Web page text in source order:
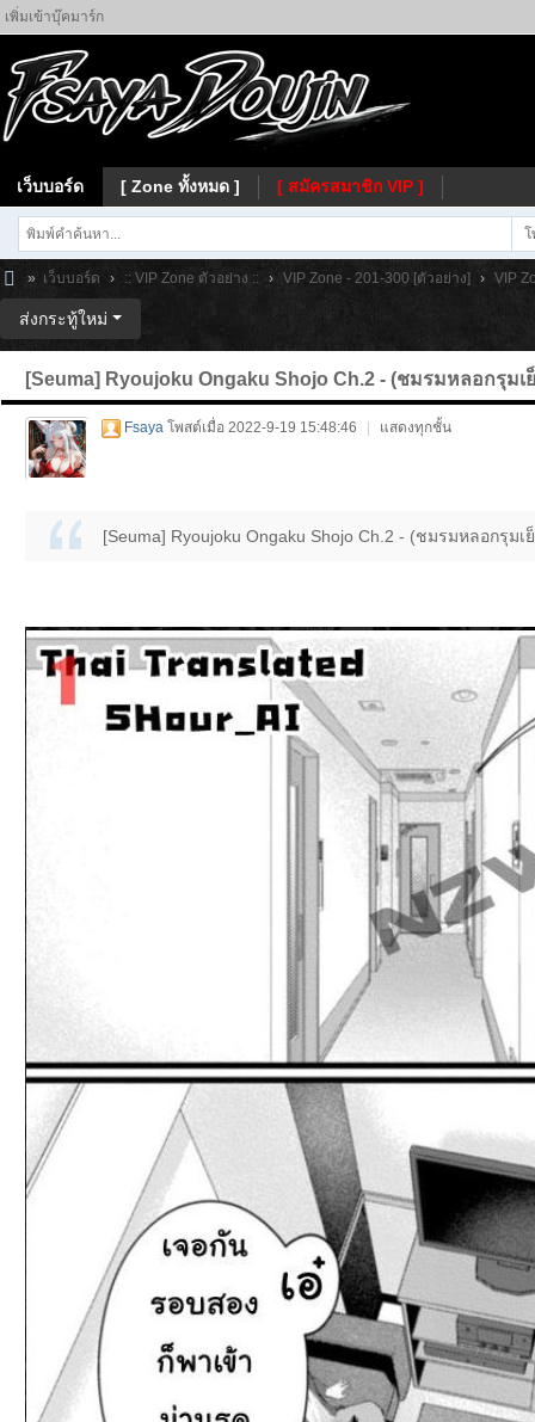
เพิ่มเข้าบุ๊คมาร์ก
เว็บบอร์ด [ Zone ทั้งหมด ] [ สมัครสมาชิก VIP ]
ay
» เว็บบอร์ด › :: VIP Zone ตัวอย่าง :: › VIP Zone - 201-300 [ตัวอย่าง] › VIP
ส่งกระทู้ใหม่
[Seuma] Ryoujoku Ongaku Shojo Ch.2 - (ชมรมหลอกรุมเ
Fsaya โพสต์เมื่อ 2022-9-19 15:48:46 แสดงทุกชั้น
[Seuma] Ryoujoku Ongaku Shojo Ch.2 - (ชมรมหลอกรุม